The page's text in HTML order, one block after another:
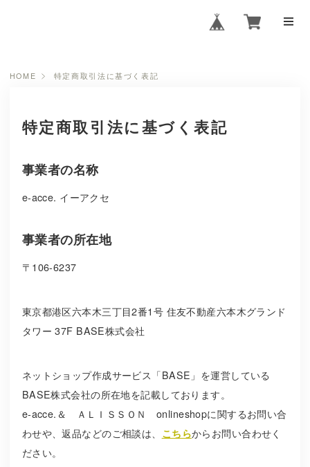
HOME 特定商取引法に基づく表記
特定商取引法に基づく表記
事業者の名称
e-acce. イーアクセ
事業者の所在地
〒106-6237
東京都港区六本木三丁目2番1号 住友不動産六本木グランド
タワー 37F BASE株式会社
ネットショップ作成サービス「BASE」を運営している
BASE株式会社の所在地を記載しております。
e-acce.＆ ＡＬＩＳＳＯＮ onlineshopに関するお問い合
わせや、返品などのご相談は、 こちらからお問い合わせく
ださい。